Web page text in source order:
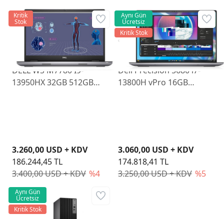
DELL WS M7780 I9-
13950HX 32GB 512GB
3.400,00 USD + KDV %4
3.260,00 USD + KDV
186.244,45 TL
Kritik
Stok
Dell Precision 5680 i7-
13800H vPro 16GB
3.250,00 USD + KDV %5
3.060,00 USD + KDV
174.818,41 TL
Aynı Gün
Ücretsiz
Kritik Stok
Aynı Gün
Ücretsiz
Kritik Stok